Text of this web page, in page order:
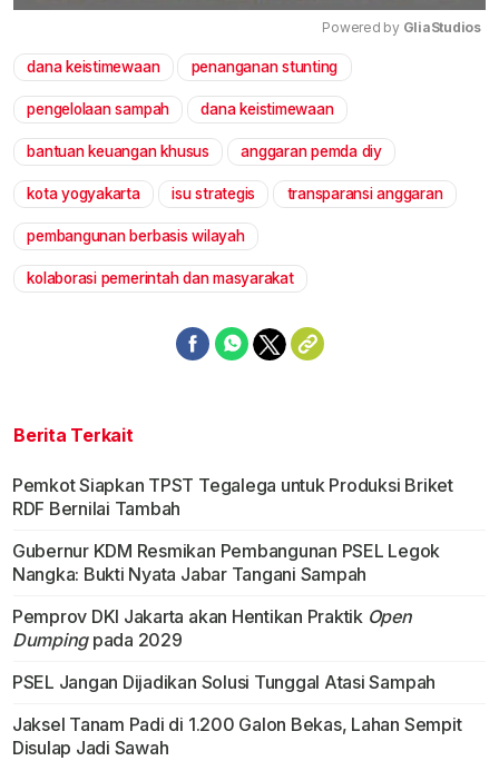
Powered by GliaStudios
dana keistimewaan penanganan stunting
pengelolaan sampah dana keistimewaan
bantuan keuangan khusus anggaran pemda diy
kota yogyakarta isu strategis transparansi anggaran
pembangunan berbasis wilayah
kolaborasi pemerintah dan masyarakat
Berita Terkait
Pemkot Siapkan TPST Tegalega untuk Produksi Briket
RDF Bernilai Tambah
Gubernur KDM Resmikan Pembangunan PSEL Legok
Nangka: Bukti Nyata Jabar Tangani Sampah
Pemprov DKI Jakarta akan Hentikan Praktik Open
Dumpingpada 2029
PSEL Jangan Dijadikan Solusi Tunggal Atasi Sampah
Jaksel Tanam Padi di 1.200 Galon Bekas, Lahan Sempit
Disulap Jadi Sawah